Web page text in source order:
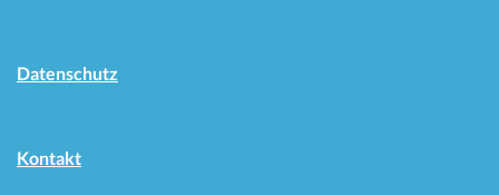
Datenschutz
Kontakt